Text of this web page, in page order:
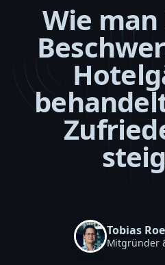
Wie
Tobias
Mitgründer